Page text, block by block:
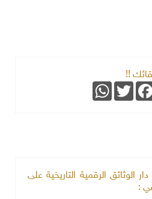
!!
Twitter
WhatsApp
الوثائق الرقمية التاريخية على
: